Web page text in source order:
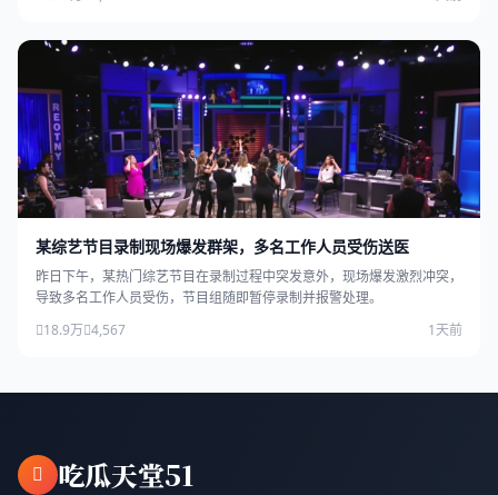
某综艺节目录制现场爆发群架，多名工作人员受伤送医
昨日下午，某热门综艺节目在录制过程中突发意外，现场爆发激烈冲突，
导致多名工作人员受伤，节目组随即暂停录制并报警处理。
18.9万 4,567 1天前
吃瓜天堂51